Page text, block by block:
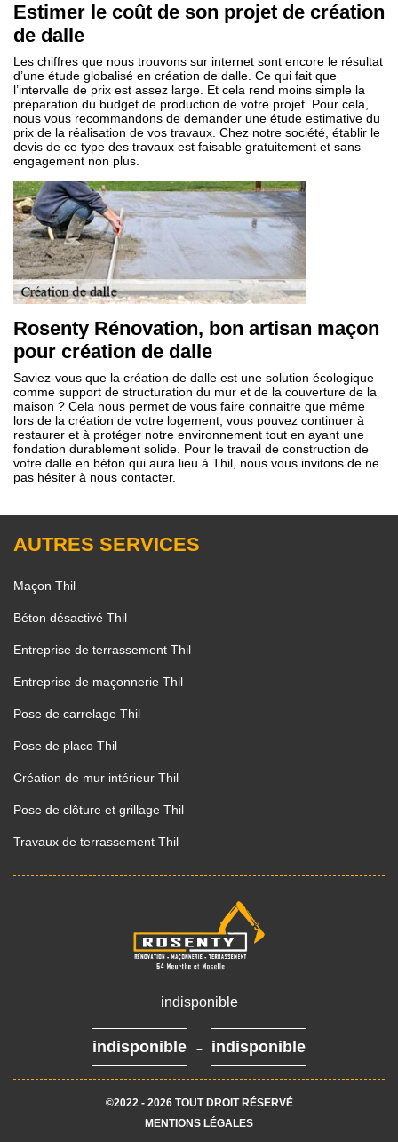
Estimer le coût de son projet de création
de dalle
Les chiffres que nous trouvons sur internet sont encore le résultat
d’une étude globalisé en création de dalle. Ce qui fait que
l’intervalle de prix est assez large. Et cela rend moins simple la
préparation du budget de production de votre projet. Pour cela,
nous vous recommandons de demander une étude estimative du
prix de la réalisation de vos travaux. Chez notre société, établir le
devis de ce type des travaux est faisable gratuitement et sans
engagement non plus.
Rosenty Rénovation, bon artisan maçon
pour création de dalle
Saviez-vous que la création de dalle est une solution écologique
comme support de structuration du mur et de la couverture de la
maison ? Cela nous permet de vous faire connaitre que même
lors de la création de votre logement, vous pouvez continuer à
restaurer et à protéger notre environnement tout en ayant une
fondation durablement solide. Pour le travail de construction de
votre dalle en béton qui aura lieu à Thil, nous vous invitons de ne
pas hésiter à nous contacter.
AUTRES SERVICES
Maçon Thil
Béton désactivé Thil
Entreprise de terrassement Thil
Entreprise de maçonnerie Thil
Pose de carrelage Thil
Pose de placo Thil
Création de mur intérieur Thil
Pose de clôture et grillage Thil
Travaux de terrassement Thil
indisponible
indisponible - indisponible
©2022 - 2026 TOUT DROIT RÉSERVÉ
MENTIONS LÉGALES